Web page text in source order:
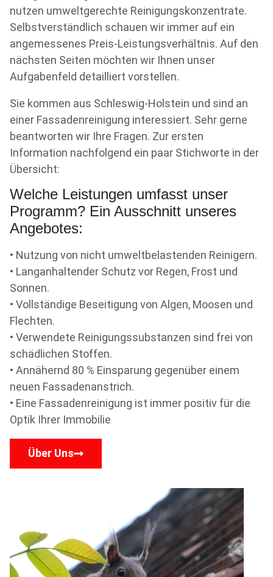
nutzen umweltgerechte Reinigungskonzentrate.
Selbstverständlich schauen wir immer auf ein
angemessenes Preis-Leistungsverhältnis. Auf den
nächsten Seiten möchten wir Ihnen unser
Aufgabenfeld detailliert vorstellen.
Sie kommen aus Schleswig-Holstein und sind an
einer Fassadenreinigung interessiert. Sehr gerne
beantworten wir Ihre Fragen. Zur ersten
Information nachfolgend ein paar Stichworte in der
Übersicht:
Welche Leistungen umfasst unser
Programm? Ein Ausschnitt unseres
Angebotes:
• Nutzung von nicht umweltbelastenden Reinigern.
• Langanhaltender Schutz vor Regen, Frost und
Sonnen.
• Vollständige Beseitigung von Algen, Moosen und
Flechten.
• Verwendete Reinigungssubstanzen sind frei von
schädlichen Stoffen.
• Annähernd 80 % Einsparung gegenüber einem
neuen Fassadenanstrich.
• Eine Fassadenreinigung ist immer positiv für die
Optik Ihrer Immobilie
Über Uns